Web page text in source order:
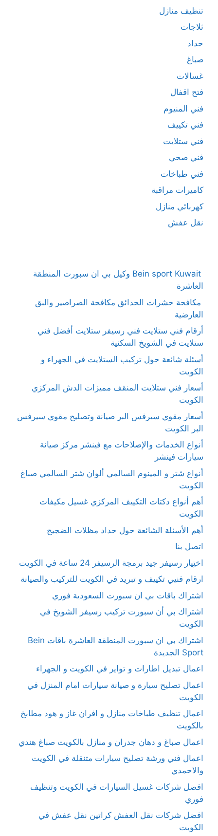
تنظيف منازل
ثلاجات
حداد
صباغ
غسالات
فتح اقفال
فني المنيوم
فني تكييف
فني ستلايت
فني صحي
فني طباخات
كاميرات مراقبة
كهربائي منازل
نقل عفش
Bein sport Kuwait وكيل بي ان سبورت المنطقة
العاشرة
مكافحة حشرات الحدائق مكافحة الصراصير والبق
العارضية
أرقام فني ستلايت فني رسيفر ستلايت أفضل فني
ستلايت في الشويخ السكنية
أسئلة شائعة حول تركيب الستلايت في الجهراء و
الكويت
أسعار فني ستلايت المنقف مميزات الدش المركزي
الكويت
أسعار مقوي سيرفس البر صيانة وتصليح مقوي سيرفس
البر الكويت
أنواع الخدمات والإصلاحات مع فينشر مركز صيانة
سيارات فينشر
أنواع شتر و المينوم السالمي ألوان شتر السالمي صباغ
الكويت
أهم أنواع دكتات التكييف المركزي غسيل مكيفات
الكويت
أهم الأسئلة الشائعة حول حداد مظلات الضجيج
اتصل بنا
اختِيار رسيفر جيد برمجة الرسيفر 24 ساعة في الكويت
ارقام فنيي تكييف و تبريد في الكويت للتركيب والصيانة
اشتراك باقات بي ان سبورت السعودية فوري
اشتراك بي أن سبورت تركيب رسيفر الشويخ في
الكويت
اشتراك بي ان سبورت المنطقة العاشرة باقات Bein
Sport الجديدة
اعمال تبديل اطارات و تواير في الكويت و الجهراء
اعمال تصليح سيارة و صيانة سيارات امام المنزل في
الكويت
اعمال تنظيف طباخات منازل و افران غاز و هود مطابخ
بالكويت
اعمال صباغ و دهان جدران و منازل بالكويت صباغ هندي
اعمال فني ورشة تصليح سيارات متنقلة في الكويت
والاحمدي
افضل شركات غسيل السيارات في الكويت وتنظيف
فوري
افضل شركات نقل العفش كراتين نقل عفش في
الكويت